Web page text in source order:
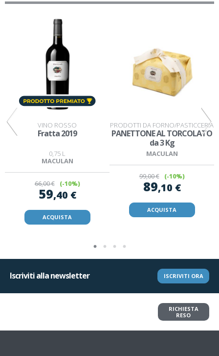
VINO ROSSO
Fratta 2019
0,75 L
MACULAN
66,00 € (-10%)
59,40 €
ACQUISTA
PRODOTTI DA FORNO/PASTICCERIA
PANETTONE AL TORCOLATO
da 3 Kg
MACULAN
99,00 € (-10%)
89,10 €
ACQUISTA
Iscriviti alla newsletter ISCRIVITI ORA
RICHIESTA
RESO